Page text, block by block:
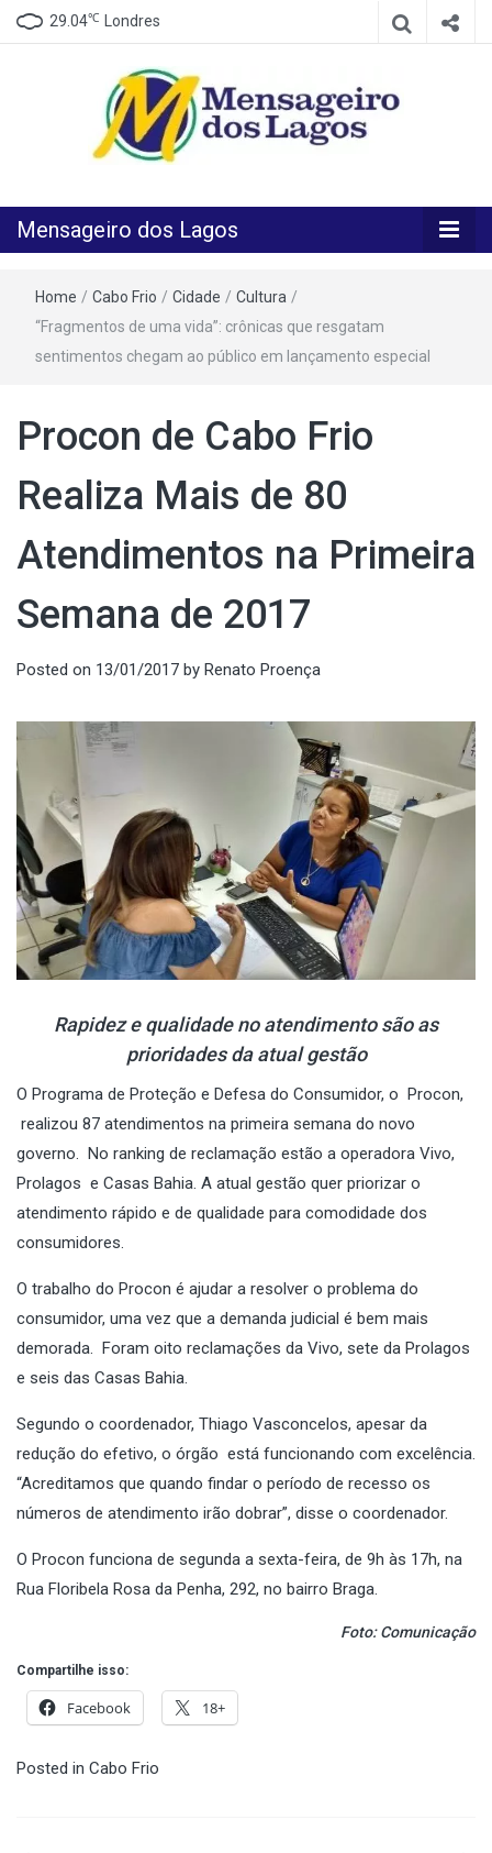
29.04℃ Londres
Mensageiro
dos Lagos
Mensageiro dos Lagos
Home / Cabo Frio / Cidade / Cultura /
“Fragmentos de uma vida”: crônicas que resgatam
sentimentos chegam ao público em lançamento especial
Procon de Cabo Frio
Realiza Mais de 80
Atendimentos na Primeira
Semana de 2017
Posted on 13/01/2017 by Renato Proença
Rapidez e qualidade no atendimento são as
prioridades da atual gestão
O Programa de Proteção e Defesa do Consumidor, o Procon,
realizou 87 atendimentos na primeira semana do novo
governo. No ranking de reclamação estão a operadora Vivo,
Prolagos e Casas Bahia. A atual gestão quer priorizar o
atendimento rápido e de qualidade para comodidade dos
consumidores.
O trabalho do Procon é ajudar a resolver o problema do
consumidor, uma vez que a demanda judicial é bem mais
demorada. Foram oito reclamações da Vivo, sete da Prolagos
e seis das Casas Bahia.
Segundo o coordenador, Thiago Vasconcelos, apesar da
redução do efetivo, o órgão está funcionando com excelência.
“Acreditamos que quando findar o período de recesso os
números de atendimento irão dobrar”, disse o coordenador.
O Procon funciona de segunda a sexta-feira, de 9h às 17h, na
Rua Floribela Rosa da Penha, 292, no bairro Braga.
Foto: Comunicação
Compartilhe isso:
Facebook 18+
Posted in Cabo Frio